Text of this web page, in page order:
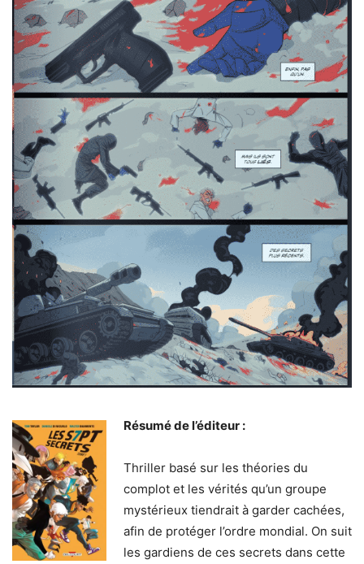
Résumé de l’éditeur :
Thriller basé sur les théories du
complot et les vérités qu’un groupe
mystérieux tiendrait à garder cachées,
afin de protéger l’ordre mondial. On suit
les gardiens de ces secrets dans cette